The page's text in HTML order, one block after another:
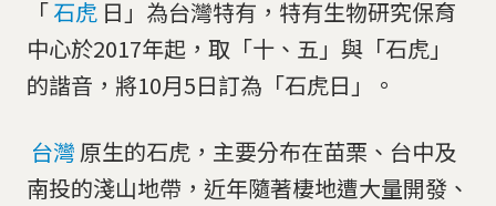
「石虎 日」為台灣特有，特有生物研究保育
中心於2017年起，取「十、五」與「石虎」
的諧音，將10月5日訂為「石虎日」。
台灣 原生的石虎，主要分布在苗栗、台中及
南投的淺山地帶，近年隨著棲地遭大量開發、